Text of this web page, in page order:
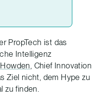
PropTech ist das
Intelligenz
, Chief Innovation
Ziel nicht, dem Hype zu
zu finden.